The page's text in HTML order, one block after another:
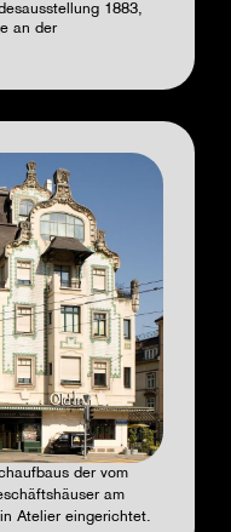
1883,
an der
der vom
am
Atelier eingerichtet.